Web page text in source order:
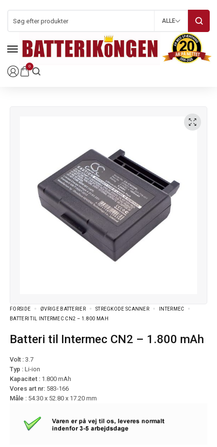
0
ALLE
FORSIDE ØVRIGE BATTERIER STREGKODE SCANNER
INTERMEC
BATTERI TIL INTERMEC CN2 – 1.800 MAH
Batteri til Intermec CN2 – 1.800 mAh
Volt : 3.7
Typ : Li-ion
Kapacitet : 1.800 mAh
Vores art nr: 583-166
Måle : 54.30 x 52.80 x 17.20 mm